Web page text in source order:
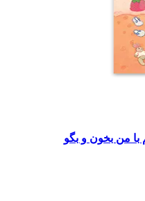
من بخون و بگو